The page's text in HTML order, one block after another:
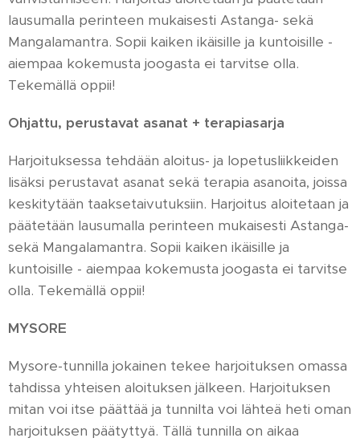
lausumalla perinteen mukaisesti Astanga- sekä
Mangalamantra. Sopii kaiken ikäisille ja kuntoisille -
aiempaa kokemusta joogasta ei tarvitse olla.
Tekemällä oppii!
Ohjattu, perustavat asanat + terapiasarja
Harjoituksessa tehdään aloitus- ja lopetusliikkeiden
lisäksi perustavat asanat sekä terapia asanoita, joissa
keskitytään taaksetaivutuksiin. Harjoitus aloitetaan ja
päätetään lausumalla perinteen mukaisesti Astanga-
sekä Mangalamantra. Sopii kaiken ikäisille ja
kuntoisille - aiempaa kokemusta joogasta ei tarvitse
olla. Tekemällä oppii!
MYSORE
Mysore-tunnilla jokainen tekee harjoituksen omassa
tahdissa yhteisen aloituksen jälkeen. Harjoituksen
mitan voi itse päättää ja tunnilta voi lähteä heti oman
harjoituksen päätyttyä. Tällä tunnilla on aikaa